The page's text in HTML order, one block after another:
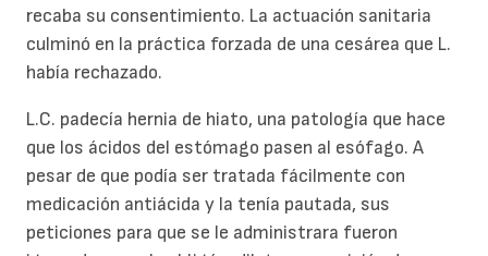
recaba su consentimiento. La actuación sanitaria
culminó en la práctica forzada de una cesárea que L.
había rechazado.
L.C. padecía hernia de hiato, una patología que hace
que los ácidos del estómago pasen al esófago. A
pesar de que podía ser tratada fácilmente con
medicación antiácida y la tenía pautada, sus
peticiones para que se le administrara fueron